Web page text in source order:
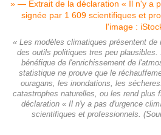
« Les modèles climatiques présentent
des outils politiques tres peu
bénéfique de l'enrichissement de
statistique ne prouve que le
ouragans, les inondations, les
catastrophes naturelles, ou les rend
déclaration « Il n'y a pas d'urgence
scientifiques et professionnels.